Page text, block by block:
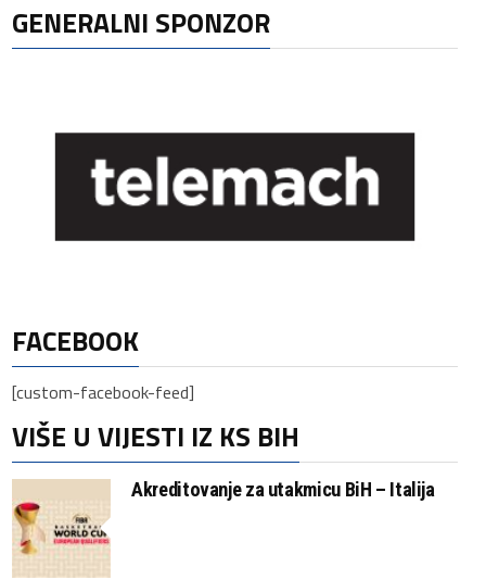
GENERALNI SPONZOR
FACEBOOK
[custom-facebook-feed]
VIŠE U VIJESTI IZ KS BIH
Akreditovanje za utakmicu BiH – Italija